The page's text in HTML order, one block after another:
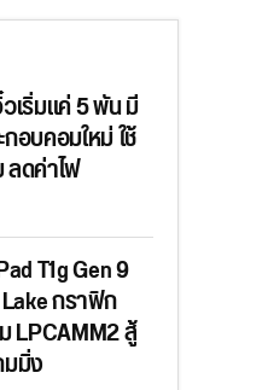
ริ่มแค่ 5 พัน มี
อบคอมใหม่ ใช้
ดค่าไฟ
T1g Gen 9
กราฟิก
LPCAMM2 สู้
มิ่ง